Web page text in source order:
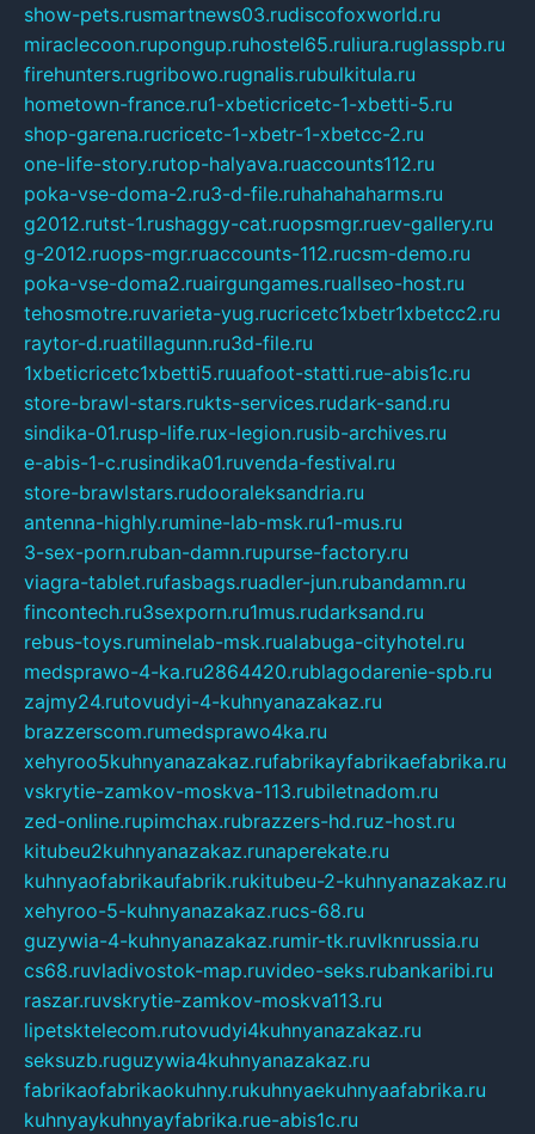
show-pets.rusmartnews03.rudiscofoxworld.ru
miraclecoon.rupongup.ruhostel65.ruliura.ruglasspb.ru
firehunters.rugribowo.rugnalis.rubulkitula.ru
hometown-france.ru1-xbeticricetc-1-xbetti-5.ru
shop-garena.rucricetc-1-xbetr-1-xbetcc-2.ru
one-life-story.rutop-halyava.ruaccounts112.ru
poka-vse-doma-2.ru3-d-file.ruhahahaharms.ru
g2012.rutst-1.rushaggy-cat.ruopsmgr.ruev-gallery.ru
g-2012.ruops-mgr.ruaccounts-112.rucsm-demo.ru
poka-vse-doma2.ruairgungames.ruallseo-host.ru
tehosmotre.ruvarieta-yug.rucricetc1xbetr1xbetcc2.ru
raytor-d.ruatillagunn.ru3d-file.ru
1xbeticricetc1xbetti5.ruuafoot-statti.rue-abis1c.ru
store-brawl-stars.rukts-services.rudark-sand.ru
sindika-01.rusp-life.rux-legion.rusib-archives.ru
e-abis-1-c.rusindika01.ruvenda-festival.ru
store-brawlstars.rudooraleksandria.ru
antenna-highly.rumine-lab-msk.ru1-mus.ru
3-sex-porn.ruban-damn.rupurse-factory.ru
viagra-tablet.rufasbags.ruadler-jun.rubandamn.ru
fincontech.ru3sexporn.ru1mus.rudarksand.ru
rebus-toys.ruminelab-msk.rualabuga-cityhotel.ru
medsprawo-4-ka.ru2864420.rublagodarenie-spb.ru
zajmy24.rutovudyi-4-kuhnyanazakaz.ru
brazzerscom.rumedsprawo4ka.ru
xehyroo5kuhnyanazakaz.rufabrikayfabrikaefabrika.ru
vskrytie-zamkov-moskva-113.rubiletnadom.ru
zed-online.rupimchax.rubrazzers-hd.ruz-host.ru
kitubeu2kuhnyanazakaz.runaperekate.ru
kuhnyaofabrikaufabrik.rukitubeu-2-kuhnyanazakaz.ru
xehyroo-5-kuhnyanazakaz.rucs-68.ru
guzywia-4-kuhnyanazakaz.rumir-tk.ruvlknrussia.ru
cs68.ruvladivostok-map.ruvideo-seks.rubankaribi.ru
raszar.ruvskrytie-zamkov-moskva113.ru
lipetsktelecom.rutovudyi4kuhnyanazakaz.ru
seksuzb.ruguzywia4kuhnyanazakaz.ru
fabrikaofabrikaokuhny.rukuhnyaekuhnyaafabrika.ru
kuhnyaykuhnyayfabrika.rue-abis1c.ru